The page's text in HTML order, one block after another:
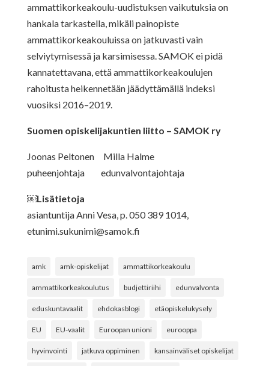
ammattikorkeakoulu-uudistuksen vaikutuksia on
hankala tarkastella, mikäli painopiste
ammattikorkeakouluissa on jatkuvasti vain
selviytymisessä ja karsimisessa. SAMOK ei pidä
kannatettavana, että ammattikorkeakoulujen
rahoitusta heikennetään jäädyttämällä indeksi
vuosiksi 2016–2019.
Suomen opiskelijakuntien liitto – SAMOK ry
Joonas Peltonen Milla Halme
puheenjohtaja edunvalvontajohtaja
￼Lisätietoja
asiantuntija Anni Vesa, p. 050 389 1014,
etunimi.sukunimi@samok.fi
amk amk-opiskelijat ammattikorkeakoulu
ammattikorkeakoulutus budjettiriihi edunvalvonta
eduskuntavaalit ehdokasblogi etäopiskelukysely
EU EU-vaalit Euroopan unioni eurooppa
hyvinvointi jatkuva oppiminen kansainväliset opiskelijat